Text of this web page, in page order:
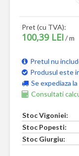
Pret (cu TVA):
100,39 LEI/ m
Pretul nu
Produsul este
Se expediaza
Consultati
Stoc Vigoniei:
Stoc Popesti:
Stoc Giurgiu: